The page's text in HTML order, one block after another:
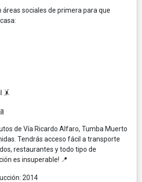
áreas sociales de primera para que
🤸
de Vía Ricardo Alfaro, Tumba Muerto
Tendrás acceso fácil a transporte
restaurantes y todo tipo de
es insuperable! 📍
2014